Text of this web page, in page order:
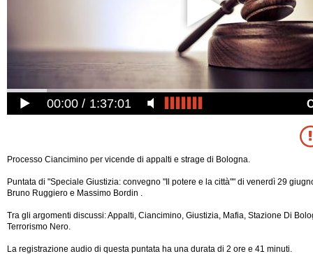
00:00 1:37:01
Processo Ciancimino per vicende di appalti e strage di Bologna.
Puntata di "Speciale Giustizia: convegno "Il potere e la città"" di venerdì 29
Bruno Ruggiero e Massimo Bordin .
Tra gli argomenti discussi: Appalti, Ciancimino, Giustizia, Mafia, Stazione Di
Terrorismo Nero.
La registrazione audio di questa puntata ha una durata di 2 ore e 41 minuti.